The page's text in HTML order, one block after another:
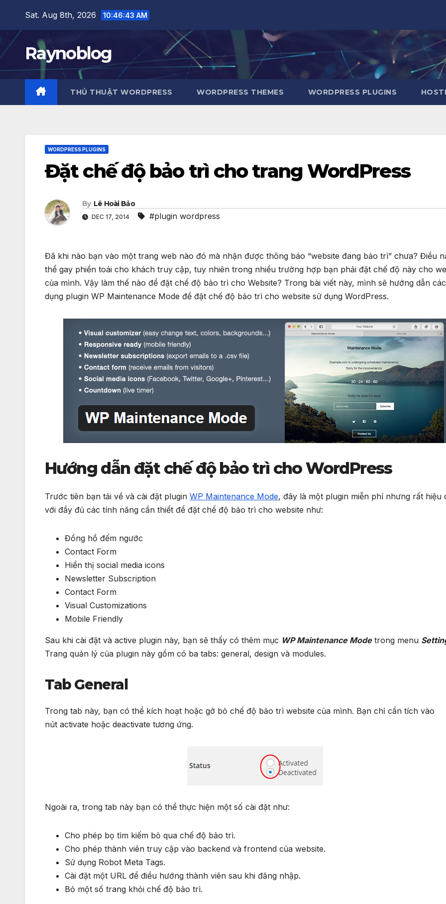
content
Sat. Aug 8th, 2026 10:46:44 AM
Raynoblog
THỦ THUẬT WORDPRESS WORDPRESS THEMES WORDPRESS PLUGINS
WORDPRESS PLUGINS
Đặt chế độ bảo trì cho trang WordPress
By Lê Hoài Bảo
DEC 17, 2014 #plugin wordpress
Đã khi nào bạn vào một trang web nào đó mà nhận được thông báo “website đang bảo trì” chưa? Điều
thể gay phiền toái cho khách truy cập, tuy nhiên trong nhiều trường hợp bạn phải đặt chế độ này cho
của mình. Vậy làm thế nào để đặt chế độ bảo trì cho Website? Trong bài viết này, mình sẽ hướng dẫn
dụng plugin WP Maintenance Mode để đặt chế độ bảo trì cho website sử dụng WordPress.
Hướng dẫn đặt chế độ bảo trì cho WordPress
Trước tiên bạn tải về và cài đặt plugin WP Maintenance Mode, đây là một plugin miễn phí nhưng rất hiệu
với đầy đủ các tính năng cần thiết để đặt chế độ bảo trì cho website như:
Đồng hồ đếm ngước
Contact Form
Hiển thị social media icons
Newsletter Subscription
Contact Form
Visual Customizations
Mobile Friendly
Sau khi cài đặt và active plugin này, bạn sẽ thấy có thêm mục WP Maintenance Modetrong menu
Trang quản lý của plugin này gồm có ba tabs: general, design và modules.
Tab General
Trong tab này, bạn có thể kích hoạt hoặc gở bỏ chế độ bảo trì website của mình. Bạn chỉ cần tích vào
nút activate hoặc deactivate tương ứng.
Ngoài ra, trong tab này bạn có thể thực hiện một số cài đặt như:
Cho phép bọ tìm kiếm bỏ qua chế độ bảo trì.
Cho phép thành viên truy cập vào backend và frontend của website.
Sử dụng Robot Meta Tags.
Cài đặt một URL để điều hướng thành viên sau khi đăng nhập.
Bỏ một số trang khỏi chế độ bảo trì.